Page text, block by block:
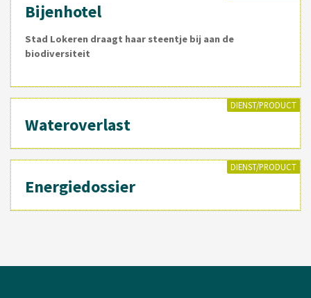
Bijenhotel
Stad Lokeren draagt haar steentje bij aan de
biodiversiteit
DIENST/PRODUCT
Wateroverlast
DIENST/PRODUCT
Energiedossier